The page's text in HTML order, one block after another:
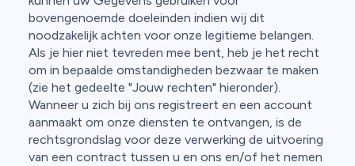
bovengenoemde doeleinden indien wij dit
noodzakelijk achten voor onze legitieme belangen.
Als je hier niet tevreden mee bent, heb je het recht
om in bepaalde omstandigheden bezwaar te maken
(zie het gedeelte "Jouw rechten" hieronder).
Wanneer u zich bij ons registreert en een account
aanmaakt om onze diensten te ontvangen, is de
rechtsgrondslag voor deze verwerking de uitvoering
van een contract tussen u en ons en/of het nemen